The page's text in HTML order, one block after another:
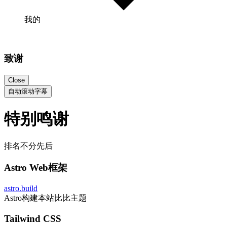
我的
致谢
Close
自动滚动字幕
特别鸣谢
排名不分先后
Astro Web框架
astro.build
Astro构建本站比比主题
Tailwind CSS